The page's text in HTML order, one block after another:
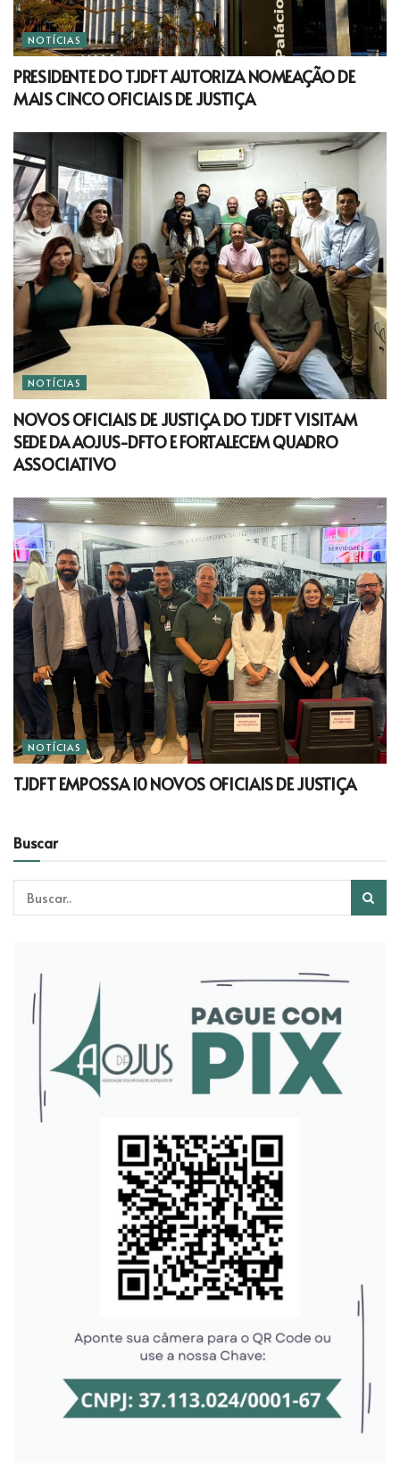
NOTÍCIAS
PRESIDENTE DO TJDFT AUTORIZA NOMEAÇÃO DE
MAIS CINCO OFICIAIS DE JUSTIÇA
NOTÍCIAS
NOVOS OFICIAIS DE JUSTIÇA DO TJDFT VISITAM
SEDE DA AOJUS-DFTO E FORTALECEM QUADRO
ASSOCIATIVO
NOTÍCIAS
TJDFT EMPOSSA 10 NOVOS OFICIAIS DE JUSTIÇA
Buscar